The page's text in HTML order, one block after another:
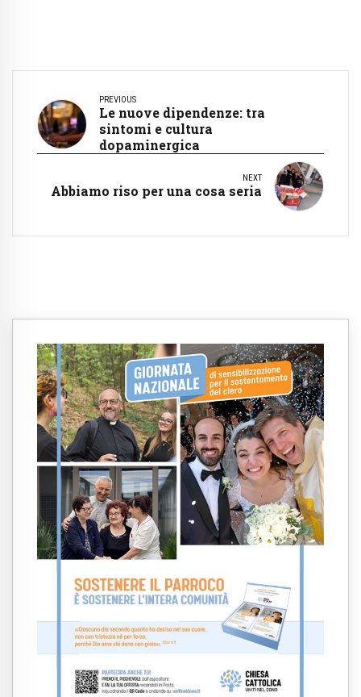
PREVIOUS
Le nuove dipendenze: tra
sintomi e cultura
dopaminergica
NEXT
Abbiamo riso per una cosa seria